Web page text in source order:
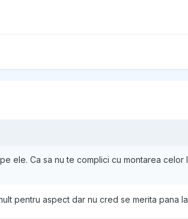
ele. Ca sa nu te complici cu montarea
pentru aspect dar nu cred se merita pana la